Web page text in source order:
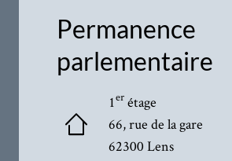
Permanence
parlementaire
1erétage
66, rue de la gare
62300 Lens